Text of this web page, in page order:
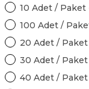
Veda Parti
Süsleri (Halloween)
Günü
Maskeleri
modelleri
Malzemeleri
Taş Baskı Ürünleri
Ürünleri
10 Adet / Paket
100 Adet /
20 Adet / Paket
30 Adet / Paket
40 Adet / Paket